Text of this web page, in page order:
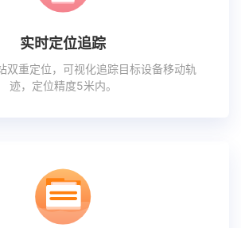
实时定位追踪
双重定位，可视化追踪目标设备移动轨
迹，定位精度5米内。